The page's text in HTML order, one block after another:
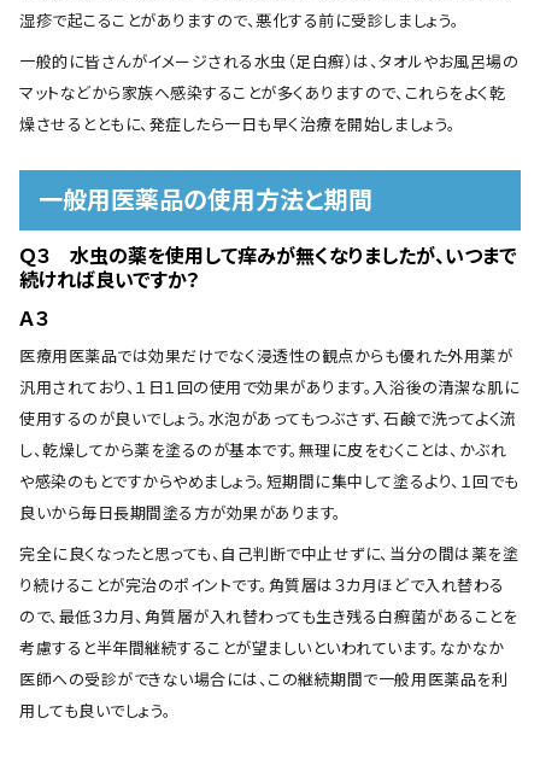
湿疹で起こることがありますので、悪化する前に受診しましょう。
一般的に皆さんがイメージされる水虫（足白癬）は、タオルやお風呂場の
マットなどから家族へ感染することが多くありますので、これらをよく乾
燥させるとともに、発症したら一日も早く治療を開始しましょう。
一般用医薬品の使用方法と期間
Ｑ３ 水虫の薬を使用して痒みが無くなりましたが、いつまで
続ければ良いですか？
Ａ３
医療用医薬品では効果だけでなく浸透性の観点からも優れた外用薬が
汎用されており、１日１回の使用で効果があります。入浴後の清潔な肌に
使用するのが良いでしょう。水泡があってもつぶさず、石鹸で洗ってよく流
し、乾燥してから薬を塗るのが基本です。無理に皮をむくことは、かぶれ
や感染のもとですからやめましょう。短期間に集中して塗るより、１回でも
良いから毎日長期間塗る方が効果があります。
完全に良くなったと思っても、自己判断で中止せずに、当分の間は薬を塗
り続けることが完治のポイントです。角質層は３カ月ほどで入れ替わる
ので、最低３カ月、角質層が入れ替わっても生き残る白癬菌があることを
考慮すると半年間継続することが望ましいといわれています。なかなか
医師への受診ができない場合には、この継続期間で一般用医薬品を利
用しても良いでしょう。